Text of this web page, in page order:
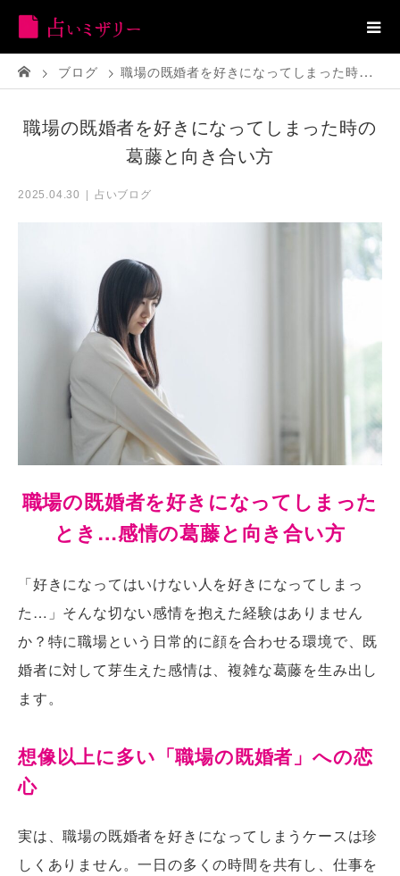
ブログ 職場の既婚者を好きになってしまった時の葛藤と向き合い方
職場の既婚者を好きになってしまった時の
葛藤と向き合い方
2025.04.30 占いブログ
職場の既婚者を好きになってしまった
とき…感情の葛藤と向き合い方
「好きになってはいけない人を好きになってしまっ
た…」そんな切ない感情を抱えた経験はありません
か？特に職場という日常的に顔を合わせる環境で、既
婚者に対して芽生えた感情は、複雑な葛藤を生み出し
ます。
想像以上に多い「職場の既婚者」への恋
心
実は、職場の既婚者を好きになってしまうケースは珍
しくありません。一日の多くの時間を共有し、仕事を